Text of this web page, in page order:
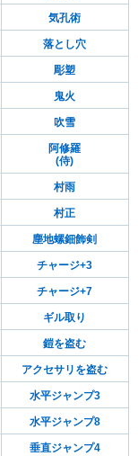
気孔術
落とし穴
彫塑
鬼火
吹雪
阿修羅
(侍)
村雨
村正
塵地螺鈿飾剣
チャージ+3
チャージ+7
ギル取り
鎧を盗む
アクセサリを盗む
水平ジャンプ3
水平ジャンプ8
垂直ジャンプ4